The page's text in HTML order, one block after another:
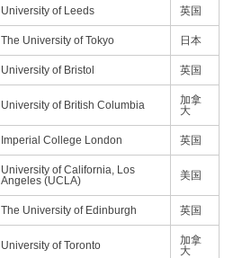
University of Leeds 英国
The University of Tokyo 日本
University of Bristol 英国
University of British Columbia
加拿
大
Imperial College London 英国
University of California, Los
Angeles (UCLA)
美国
The University of Edinburgh 英国
University of Toronto
加拿
大